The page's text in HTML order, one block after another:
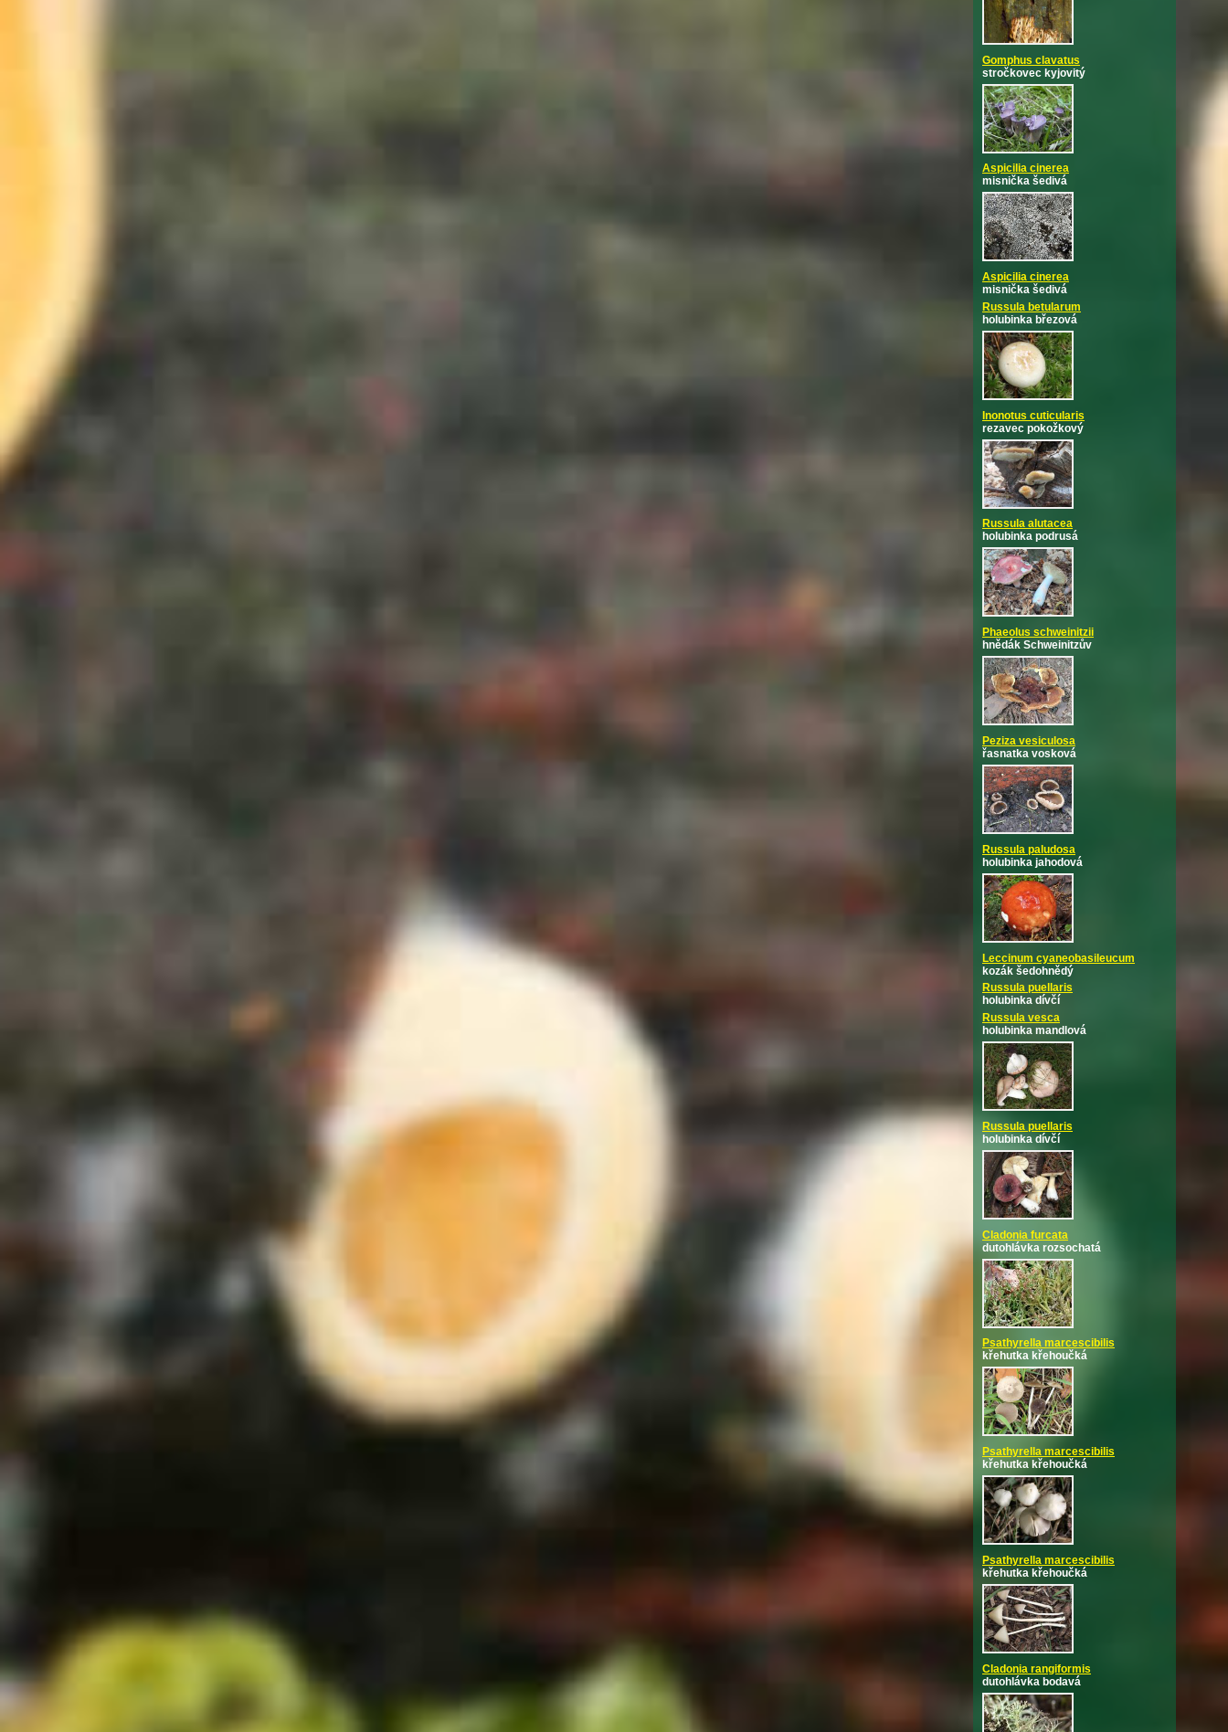
Gomphus clavatus
stročkovec kyjovitý
Aspicilia cinerea
misnička šedivá
Aspicilia cinerea
misnička šedivá
Russula betularum
holubinka březová
Inonotus cuticularis
rezavec pokožkový
Russula alutacea
holubinka podrusá
Phaeolus schweinitzii
hnědák Schweinitzův
Peziza vesiculosa
řasnatka vosková
Russula paludosa
holubinka jahodová
Leccinum cyaneobasileucum
kozák šedohnědý
Russula puellaris
holubinka dívčí
Russula vesca
holubinka mandlová
Russula puellaris
holubinka dívčí
Cladonia furcata
dutohlávka rozsochatá
Psathyrella marcescibilis
křehutka křehoučká
Psathyrella marcescibilis
křehutka křehoučká
Psathyrella marcescibilis
křehutka křehoučká
Cladonia rangiformis
dutohlávka bodavá